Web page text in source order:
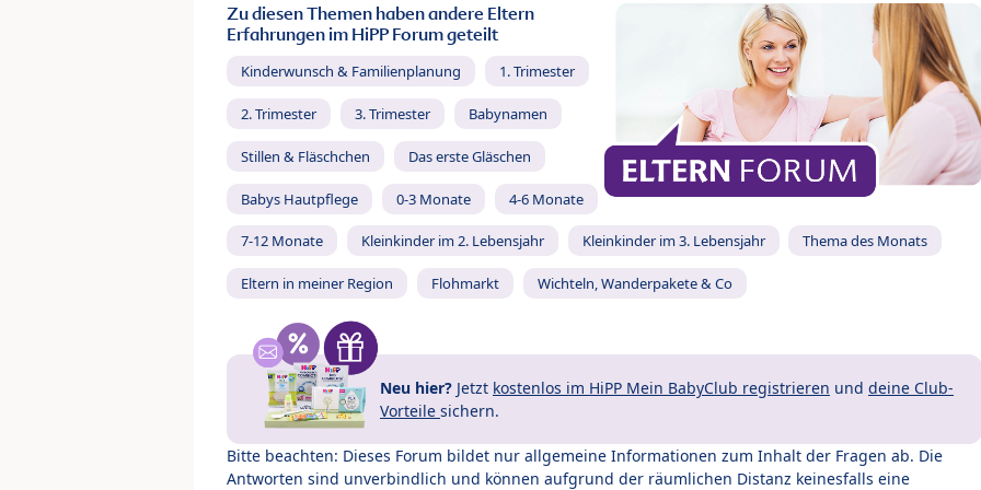
Zu diesen Themen haben andere Eltern
Erfahrungen im HiPP Forum geteilt
Kinderwunsch & Familienplanung 1. Trimester
2. Trimester 3. Trimester Babynamen
Stillen & Fläschchen Das erste Gläschen
Babys Hautpflege 0-3 Monate 4-6 Monate
7-12 Monate Kleinkinder im 2. Lebensjahr Kleinkinder im 3. Lebensjahr Thema des Monats
Eltern in meiner Region Flohmarkt Wichteln, Wanderpakete & Co
Neu hier? Jetzt kostenlos im HiPP Mein BabyClub registrieren und deine Club-
Vorteile sichern.
Bitte beachten: Dieses Forum bildet nur allgemeine Informationen zum Inhalt der Fragen ab. Die
Antworten sind unverbindlich und können aufgrund der räumlichen Distanz keinesfalls eine